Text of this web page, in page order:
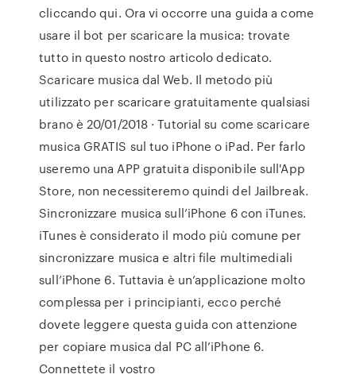
cliccando qui. Ora vi occorre una guida a come
usare il bot per scaricare la musica: trovate
tutto in questo nostro articolo dedicato.
Scaricare musica dal Web. Il metodo più
utilizzato per scaricare gratuitamente qualsiasi
brano è 20/01/2018 · Tutorial su come scaricare
musica GRATIS sul tuo iPhone o iPad. Per farlo
useremo una APP gratuita disponibile sull'App
Store, non necessiteremo quindi del Jailbreak.
Sincronizzare musica sull’iPhone 6 con iTunes.
iTunes è considerato il modo più comune per
sincronizzare musica e altri file multimediali
sull’iPhone 6. Tuttavia è un’applicazione molto
complessa per i principianti, ecco perché
dovete leggere questa guida con attenzione
per copiare musica dal PC all’iPhone 6.
Connettete il vostro